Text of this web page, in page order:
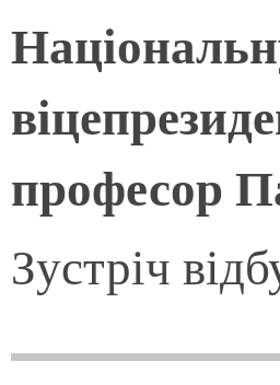
професор
Зустріч